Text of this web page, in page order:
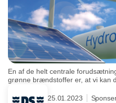
En af de helt centrale
grønne brændstoffer er, at vi kan
25.01.2023